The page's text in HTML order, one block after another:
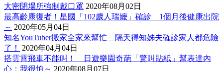
大密閉場所強制戴口罩 2020年08月02日
最高齡康復者！星國「102歲人瑞嬤」確診 1個月後健康出院
～ 2020年05月04日
知名YouTuber搬家全家來幫忙 隔天得知姊夫確診家人都危險
了！
2020年04月04日
搭雲霄飛車不能叫！ 日遊樂園奇葩「驚叫貼紙」幫表達內
心：我很怕～ 2020年08月07日